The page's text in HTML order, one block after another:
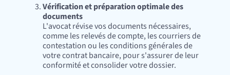
Vérification et préparation optimale des
documents
‍L'avocat révise vos documents nécessaires,
comme les relevés de compte, les courriers de
contestation ou les conditions générales de
votre contrat bancaire, pour s'assurer de leur
conformité et consolider votre dossier.